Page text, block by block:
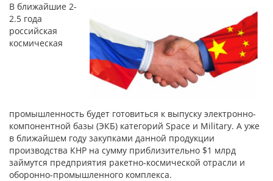
В ближайшие 2-
2.5 года
российская
космическая
промышленность будет готовиться к выпуску электронно-
компонентной базы (ЭКБ) категорий Space и Military. А уже
в ближайшем году закупками данной продукции
производства КНР на сумму приблизительно $1 млрд
займутся предприятия ракетно-космической отрасли и
оборонно-промышленного комплекса.